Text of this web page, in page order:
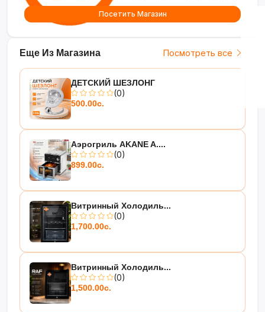
Еще Из Магазина Посмотреть все
ДЕТСКИЙ ШЕЗЛОНГ
(0)
500.00с.
Аэрогриль AKANE A....
(0)
899.00с.
Витринный Холодиль...
(0)
1,700.00с.
Витринный Холодиль...
(0)
1,500.00с.
Посетить Магазин